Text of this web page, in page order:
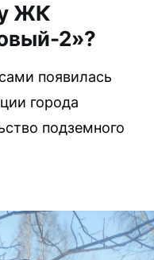
у ЖК
2»?
появилась
города
подземного